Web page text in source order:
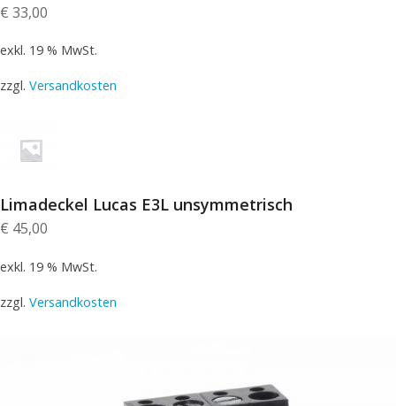
€ 33,00
exkl. 19 % MwSt.
zzgl. Versandkosten
Limadeckel Lucas E3L unsymmetrisch
€ 45,00
exkl. 19 % MwSt.
zzgl. Versandkosten